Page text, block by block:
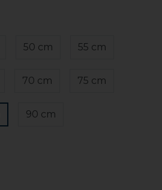
50 cm 55 cm
70 cm 75 cm
90 cm